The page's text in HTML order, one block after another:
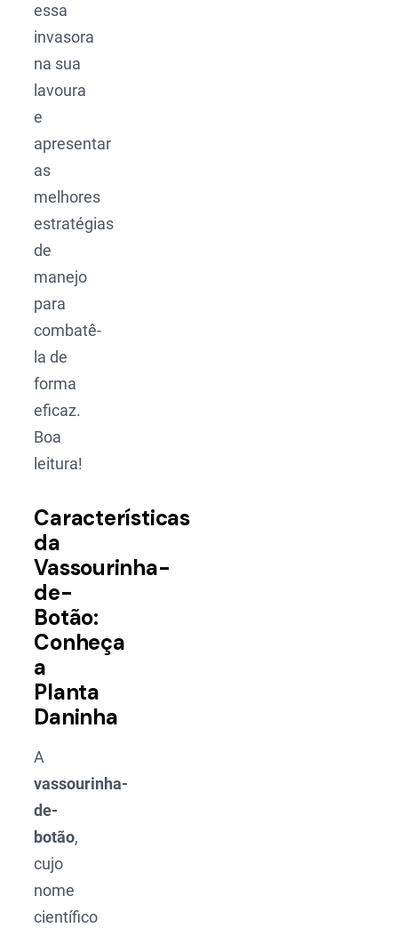
essa
invasora
na sua
lavoura
e
apresentar
as
melhores
estratégias
de
manejo
para
combatê-
la de
forma
eficaz.
Boa
leitura!
Características
da
Vassourinha-
de-
Botão:
Conheça
a
Planta
Daninha
A
vassourinha-
de-
botão,
cujo
nome
científico